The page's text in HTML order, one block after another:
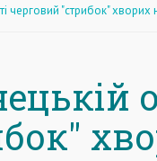
черговий "стрибок" хворих